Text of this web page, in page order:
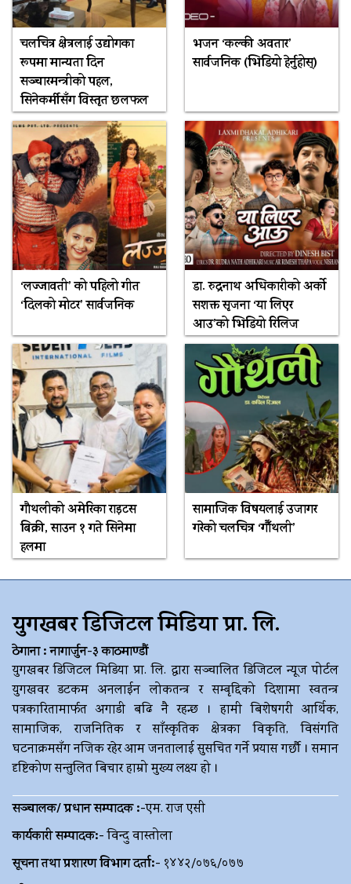
चलचित्र क्षेत्रलाई उद्योगका
रूपमा मान्यता दिन
सञ्चारमन्त्रीको पहल,
सिनेकर्मीसँग विस्तृत छलफल
भजन ‘कल्की अवतार’
सार्वजनिक (भिडियो हेर्नुहोस्)
‘लज्जावती’ को पहिलो गीत
‘दिलको मोटर’ सार्वजनिक
डा. रुद्रनाथ अधिकारीको अर्को
सशक्त सृजना ‘या लिएर
आउ’को भिडियो रिलिज
गौथलीको अमेरिका राइटस
बिक्री, साउन १ गते सिनेमा
हलमा
सामाजिक विषयलाई उजागर
गरेको चलचित्र ‘गौँथली’
युगखबर डिजिटल मिडिया प्रा. लि.
ठेगाना : नागार्जुन-३ काठमाण्डौं
युगखबर डिजिटल मिडिया प्रा. लि. द्धारा सञ्चालित डिजिटल न्यूज पोर्टल
युगखवर डटकम अनलाईन लोकतन्त्र र सम्बृद्दिको दिशामा स्वतन्त्र
पत्रकारितामार्फत अगाडी बढि नै रहन्छ । हामी बिशेषगरी आर्थिक,
सामाजिक, राजनितिक र साँस्कृतिक क्षेत्रका विकृति, विसंगति
घटनाक्रमसँग नजिक रहेर आम जनतालाई सुसचित गर्ने प्रयास गर्छौ । समान
दृष्टिकोण सन्तुलित बिचार हाम्रो मुख्य लक्ष्य हो ।
सञ्चालक/ प्रधान सम्पादक :-एम. राज एसी
कार्यकारी सम्पादक:-विन्दु वास्तोला
सूचना तथा प्रशारण विभाग दर्ता:- १४४२/०७६/०७७